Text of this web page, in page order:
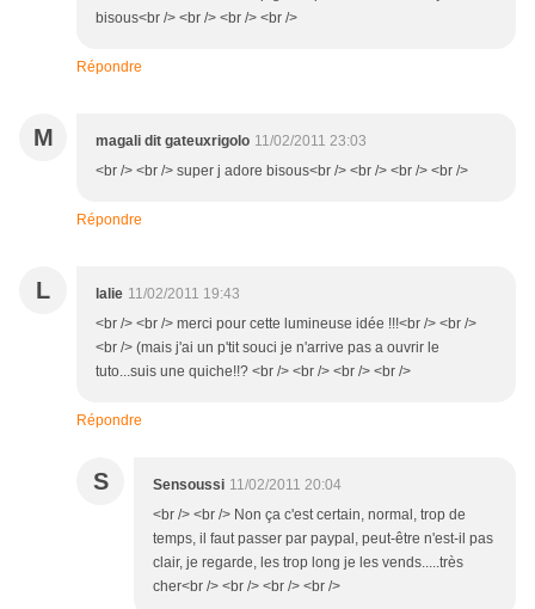
bisous<br /> <br /> <br /> <br />
Répondre
M magali dit gateuxrigolo 11/02/2011 23:03
<br /> <br /> super j adore bisous<br /> <br /> <br /> <br />
Répondre
L lalie 11/02/2011 19:43
<br /> <br /> merci pour cette lumineuse idée !!!<br /> <br />
<br /> (mais j'ai un p'tit souci je n'arrive pas a ouvrir le
tuto...suis une quiche!!? <br /> <br /> <br /> <br />
Répondre
S Sensoussi 11/02/2011 20:04
<br /> <br /> Non ça c'est certain, normal, trop de
temps, il faut passer par paypal, peut-être n'est-il pas
clair, je regarde, les trop long je les vends.....très
cher<br /> <br /> <br /> <br />